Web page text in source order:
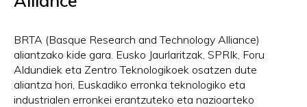
BRTA (Basque Research and Technology Alliance)
aliantzako kide gara. Eusko Jaurlaritzak, SPRIk, Foru
Aldundiek eta Zentro Teknologikoek osatzen dute
aliantza hori, Euskadiko erronka teknologiko eta
industrialen erronkei erantzuteko eta nazioarteko